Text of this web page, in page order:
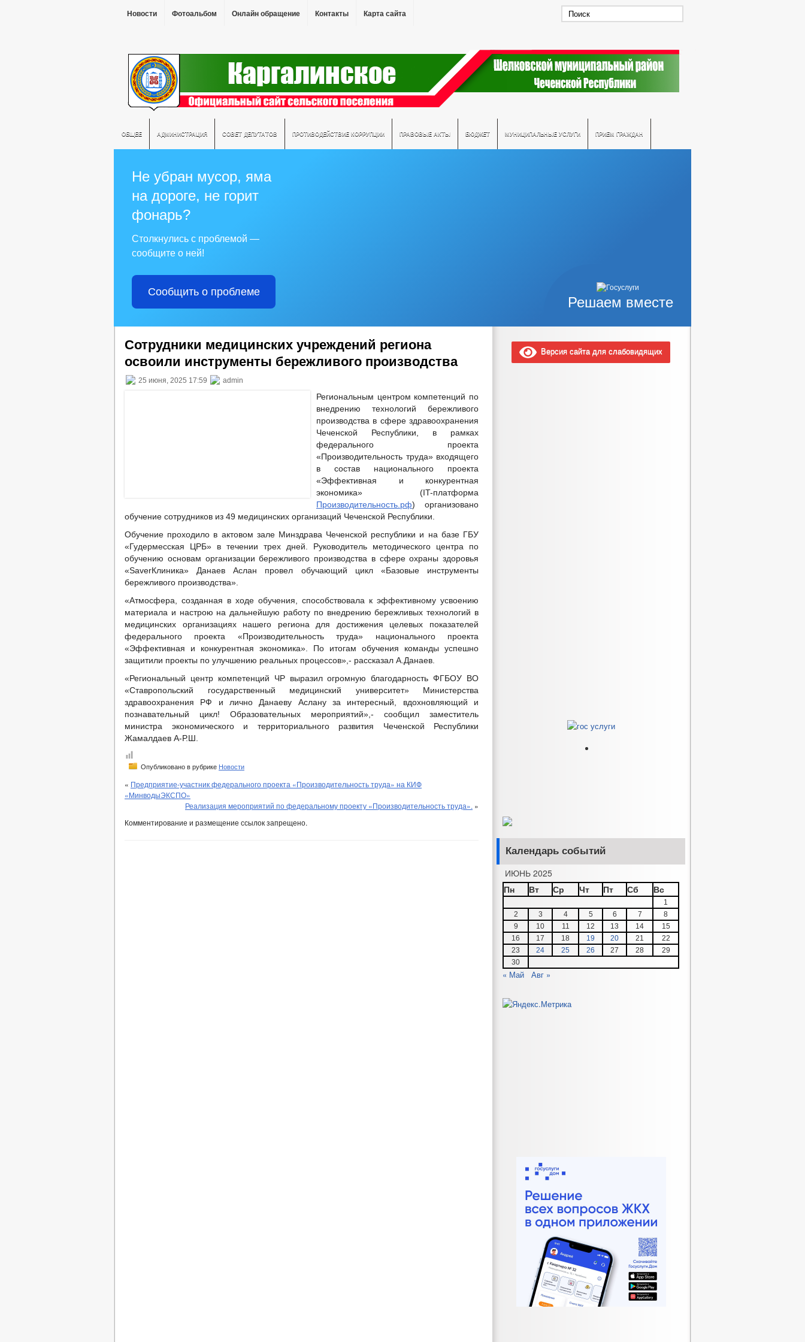
Новости Фотоальбом Онлайн обращение Контакты Карта сайта
ОБЩЕЕ АДМИНИСТРАЦИЯ СОВЕТ ДЕПУТАТОВ ПРОТИВОДЕЙСТВИЕ КОРРУПЦИИ ПРАВОВЫЕ АКТЫ БЮДЖЕТ МУНИЦИПАЛЬНЫЕ УСЛУГИ ПРИЕМ ГРАЖДАН
Решаем вместе
Не убран мусор, яма
на дороге, не горит
фонарь?
Столкнулись с проблемой —
сообщите о ней!
Сообщить о проблеме
Сотрудники медицинских учреждений региона
освоили инструменты бережливого производства
25 июня, 2025 17:59 admin
Региональным центром компетенций по
внедрению технологий бережливого
производства в сфере здравоохранения
Чеченской Республики, в рамках
федерального проекта
«Производительность труда» входящего
в состав национального проекта
«Эффективная и конкурентная
экономика» (IT-платформа
Производительность.рф) организовано
обучение сотрудников из 49 медицинских организаций Чеченской Республики.
Обучение проходило в актовом зале Минздрава Чеченской республики и на базе ГБУ
«Гудермесская ЦРБ» в течении трех дней. Руководитель методического центра по
обучению основам организации бережливого производства в сфере охраны здоровья
«SaverКлиника» Данаев Аслан провел обучающий цикл «Базовые инструменты
бережливого производства».
«Атмосфера, созданная в ходе обучения, способствовала к эффективному усвоению
материала и настрою на дальнейшую работу по внедрению бережливых технологий в
медицинских организациях нашего региона для достижения целевых показателей
федерального проекта «Производительность труда» национального проекта
«Эффективная и конкурентная экономика». По итогам обучения команды успешно
защитили проекты по улучшению реальных процессов»,- рассказал А.Данаев.
«Региональный центр компетенций ЧР выразил огромную благодарность ФГБОУ ВО
«Ставропольский государственный медицинский университет» Министерства
здравоохранения РФ и лично Данаеву Аслану за интересный, вдохновляющий и
познавательный цикл! Образовательных мероприятий»,- сообщил заместитель
министра экономического и территориального развития Чеченской Республики
Жамалдаев А-Р.Ш.
Опубликовано в рубрике Новости
« Предприятие-участник федерального проекта «Производительность труда» на КИФ
«МинводыЭКСПО»
Реализация мероприятий по федеральному проекту «Производительность труда». »
Комментирование и размещение ссылок запрещено.
Версия сайта для слабовидящих
Календарь событий
ИЮНЬ 2025
Пн
Вт Ср Чт Пт Сб Вс
1
2
3 4 5 6 7
8
9
10 11 12 13 14
15
16
17 18 19 20 21
22
23
24 25 26 27 28
29
30
« Май Авг »